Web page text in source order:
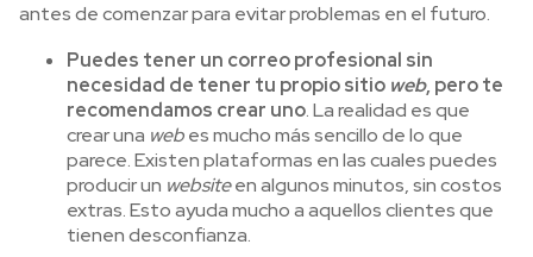
antes de comenzar para evitar problemas en el futuro.
Puedes tener un correo profesional sin
necesidad de tener tu propio sitio web, pero te
recomendamos crear uno. La realidad es que
crear una webes mucho más sencillo de lo que
parece. Existen plataformas en las cuales puedes
producir un websiteen algunos minutos, sin costos
extras. Esto ayuda mucho a aquellos clientes que
tienen desconfianza.